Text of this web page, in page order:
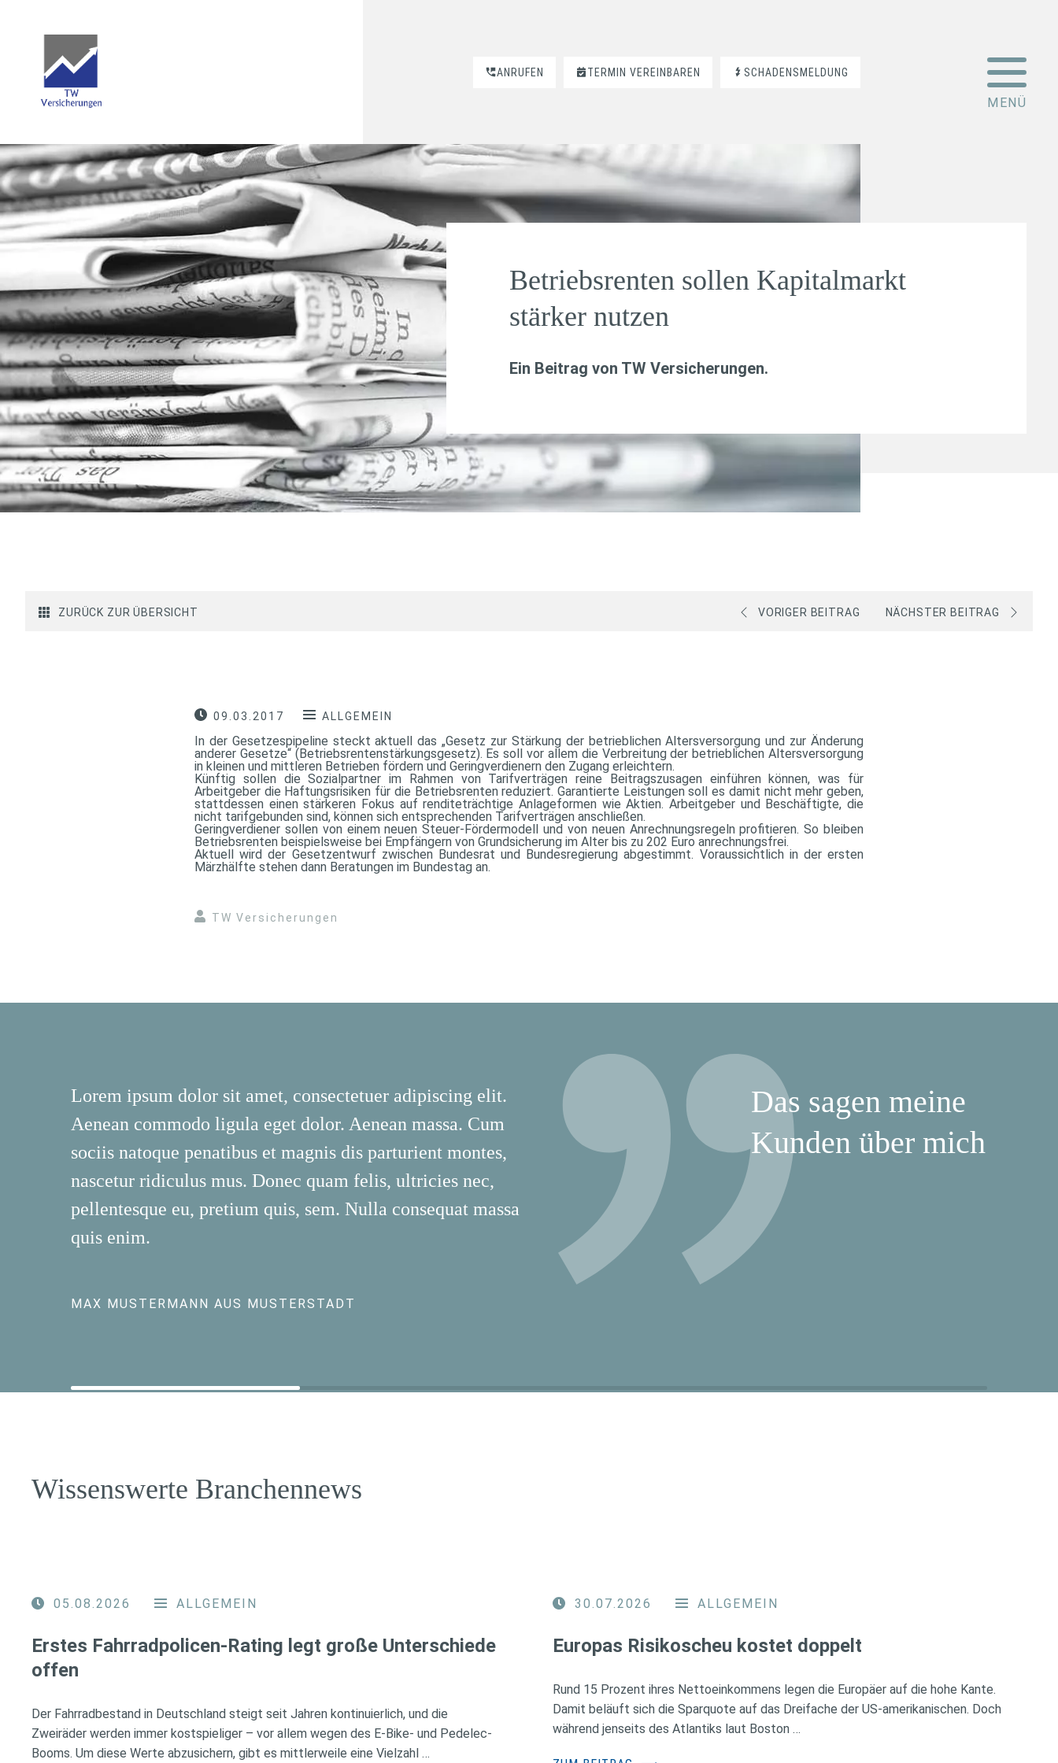
ANRUFEN TERMIN VEREINBAREN SCHADENSMELDUNG
Betriebsrenten sollen Kapitalmarkt
stärker nutzen
Ein Beitrag von TW Versicherungen.
ZURÜCK ZUR ÜBERSICHT VORIGER BEITRAG NÄCHSTER BEITRAG
09.03.2017 ALLGEMEIN
In der Gesetzespipeline steckt aktuell das „Gesetz zur Stärkung der betrieblichen Altersversorgung und zur Änderung
anderer Gesetze“ (Betriebsrentenstärkungsgesetz). Es soll vor allem die Verbreitung der betrieblichen Altersversorgung
in kleinen und mittleren Betrieben fördern und Geringverdienern den Zugang erleichtern.
Künftig sollen die Sozialpartner im Rahmen von Tarifverträgen reine Beitragszusagen einführen können, was für
Arbeitgeber die Haftungsrisiken für die Betriebsrenten reduziert. Garantierte Leistungen soll es damit nicht mehr geben,
stattdessen einen stärkeren Fokus auf renditeträchtige Anlageformen wie Aktien. Arbeitgeber und Beschäftigte, die
nicht tarifgebunden sind, können sich entsprechenden Tarifverträgen anschließen.
Geringverdiener sollen von einem neuen Steuer-Fördermodell und von neuen Anrechnungsregeln profitieren. So bleiben
Betriebsrenten beispielsweise bei Empfängern von Grundsicherung im Alter bis zu 202 Euro anrechnungsfrei.
Aktuell wird der Gesetzentwurf zwischen Bundesrat und Bundesregierung abgestimmt. Voraussichtlich in der ersten
Märzhälfte stehen dann Beratungen im Bundestag an.
TW Versicherungen
Das sagen meine
Kunden über mich
Lorem ipsum dolor sit amet, consectetuer adipiscing elit.
Aenean commodo ligula eget dolor. Aenean massa. Cum
sociis natoque penatibus et magnis dis parturient montes,
nascetur ridiculus mus. Donec quam felis, ultricies nec,
pellentesque eu, pretium quis, sem. Nulla consequat massa
quis enim.
MAX MUSTERMANN AUS MUSTERSTADT
Wissenswerte Branchennews
05.08.2026 ALLGEMEIN
Erstes Fahrradpolicen-Rating legt große Unterschiede
offen
Der Fahrradbestand in Deutschland steigt seit Jahren kontinuierlich, und die
Zweiräder werden immer kostspieliger – vor allem wegen des E-Bike- und Pedelec-
Booms. Um diese Werte abzusichern, gibt es mittlerweile eine Vielzahl …
30.07.2026 ALLGEMEIN
Europas Risikoscheu kostet doppelt
Rund 15 Prozent ihres Nettoeinkommens legen die Europäer auf die hohe Kante.
Damit beläuft sich die Sparquote auf das Dreifache der US-amerikanischen. Doch
während jenseits des Atlantiks laut Boston …